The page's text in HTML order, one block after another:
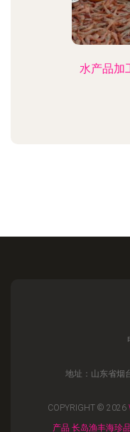
水产品加
地址：山东省烟
COPYRIGHT © 2026
产品 长岛渔丰海珍